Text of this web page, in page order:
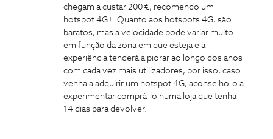
chegam a custar 200 €, recomendo um
hotspot 4G+. Quanto aos hotspots 4G, são
baratos, mas a velocidade pode variar muito
em função da zona em que esteja e a
experiência tenderá a piorar ao longo dos anos
com cada vez mais utilizadores, por isso, caso
venha a adquirir um hotspot 4G, aconselho-o a
experimentar comprá-lo numa loja que tenha
14 dias para devolver.